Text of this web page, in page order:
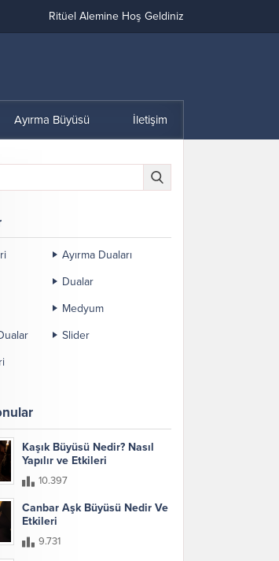
Ritüel Alemine Hoş Geldiniz
Ayırma Büyüsü İletişim
Ayırma Duaları
Dualar
Medyum
Slider
Kaşık Büyüsü Nedir? Nasıl
Yapılır ve Etkileri
10.397
Canbar Aşk Büyüsü Nedir Ve
Etkileri
9.731